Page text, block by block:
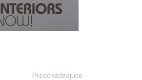
Predchádzajúce